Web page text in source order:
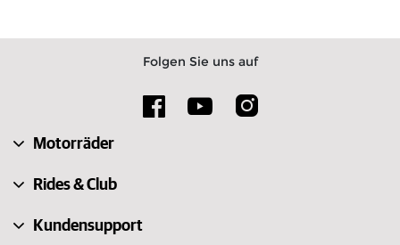
Folgen Sie uns auf
Motorräder
Rides & Club
Kundensupport